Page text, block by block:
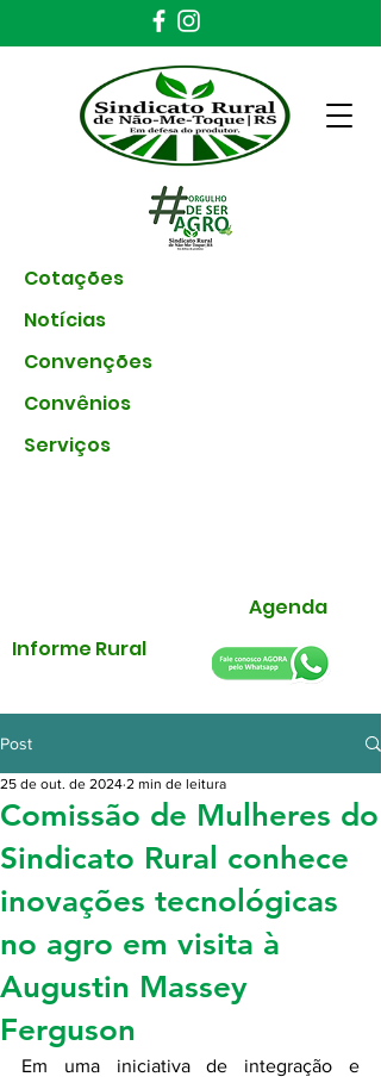
Cotações
Notícias
Convenções
Convênios
Serviços
Agenda
Informe Rural
Post
Comissão de Mulheres do
Sindicato Rural conhece
inovações tecnológicas
no agro em visita à
Augustin Massey
Ferguson
25 de out. de 2024 2 min de leitura
Em uma iniciativa de integração e